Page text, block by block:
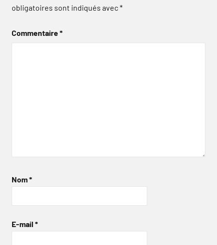
obligatoires sont indiqués avec*
Commentaire*
Nom*
E-mail *